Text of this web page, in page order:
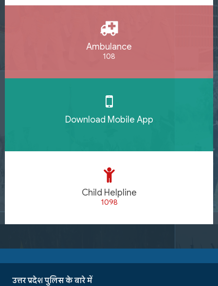
Ambulance
108
Download Mobile App
Child Helpline
1098
उत्तर प्रदेश पुलिस के बारे में